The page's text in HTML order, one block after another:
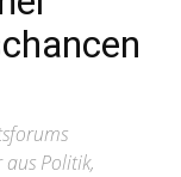
Politik,